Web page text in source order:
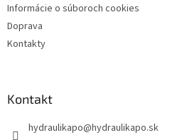
Informácie o súboroch cookies
Doprava
Kontakty
Kontakt
hydraulikapo@hydraulikapo.sk